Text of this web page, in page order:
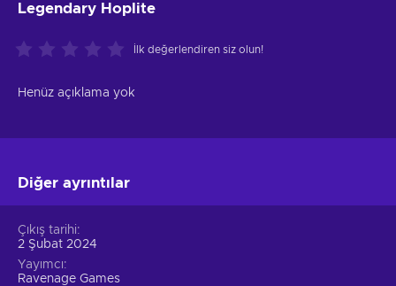
Legendary Hoplite
İlk değerlendiren siz olun!
Henüz açıklama yok
Diğer ayrıntılar
Çıkış tarihi
2 Şubat 2024
Yayımcı
Ravenage Games